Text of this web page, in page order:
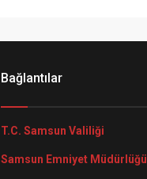
Bağlantılar
T.C. Samsun Valiliği
Samsun Emniyet Müdürlüğü